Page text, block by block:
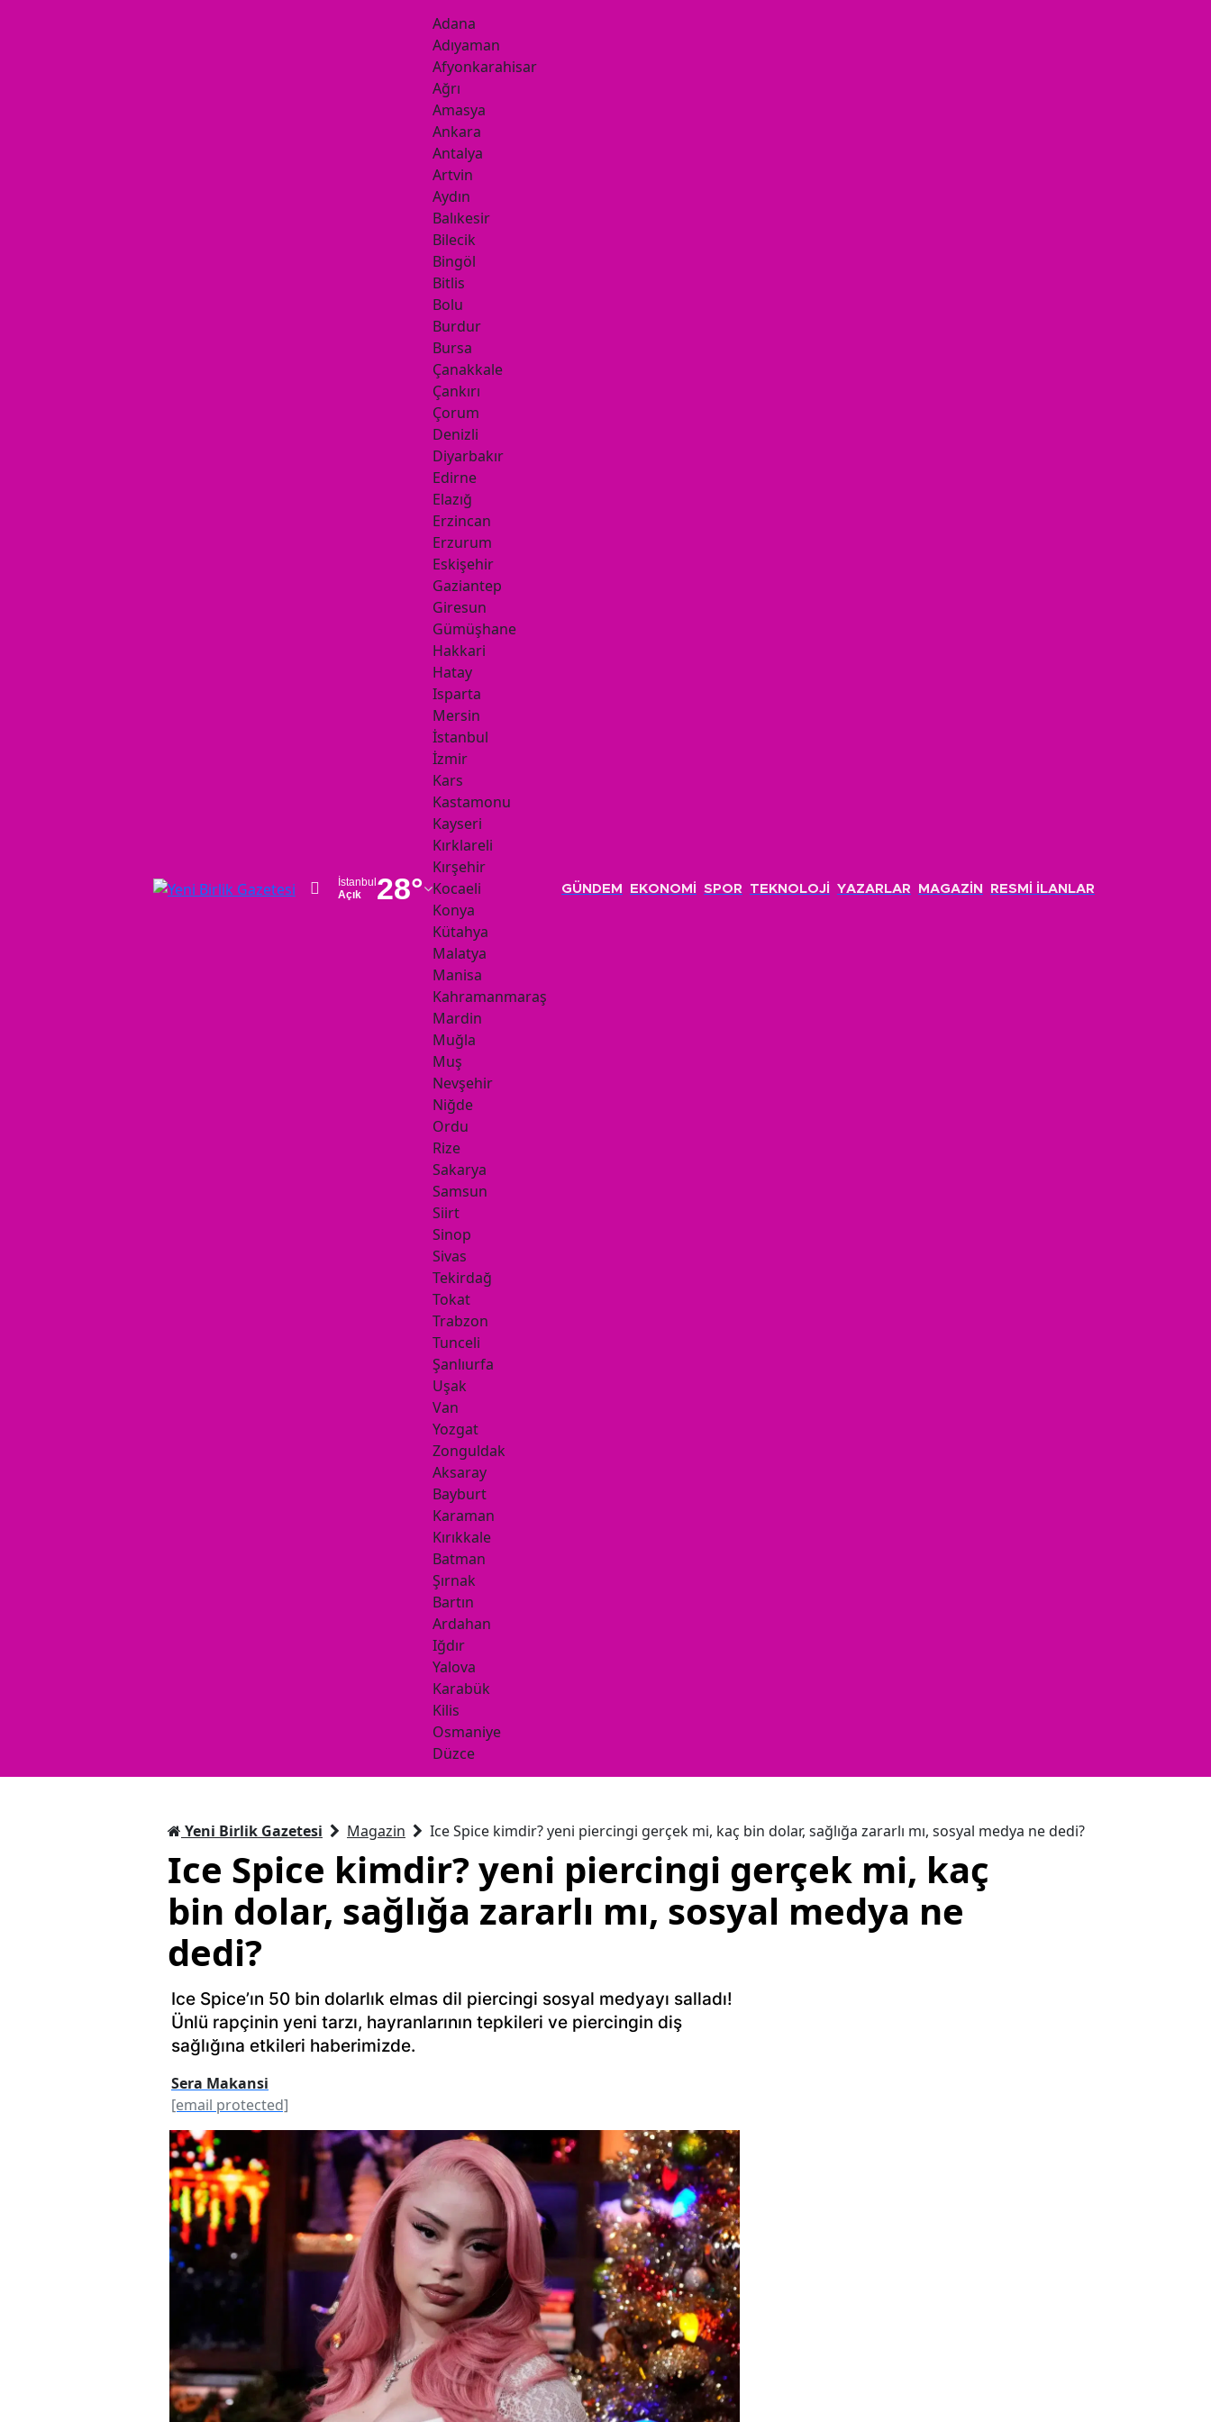
İstanbul
Açık
28°
Adana
Adıyaman
Afyonkarahisar
Ağrı
Amasya
Ankara
Antalya
Artvin
Aydın
Balıkesir
Bilecik
Bingöl
Bitlis
Bolu
Burdur
Bursa
Çanakkale
Çankırı
Çorum
Denizli
Diyarbakır
Edirne
Elazığ
Erzincan
Erzurum
Eskişehir
Gaziantep
Giresun
Gümüşhane
Hakkari
Hatay
Isparta
Mersin
İstanbul
İzmir
Kars
Kastamonu
Kayseri
Kırklareli
Kırşehir
Kocaeli
Konya
Kütahya
Malatya
Manisa
Kahramanmaraş
Mardin
Muğla
Muş
Nevşehir
Niğde
Ordu
Rize
Sakarya
Samsun
Siirt
Sinop
Sivas
Tekirdağ
Tokat
Trabzon
Tunceli
Şanlıurfa
Uşak
Van
Yozgat
Zonguldak
Aksaray
Bayburt
Karaman
Kırıkkale
Batman
Şırnak
Bartın
Ardahan
Iğdır
Yalova
Karabük
Kilis
Osmaniye
Düzce
GÜNDEM EKONOMİ SPOR TEKNOLOJİ YAZARLAR MAGAZİN RESMİ İLANLAR
Yeni Birlik Gazetesi Magazin Ice Spice kimdir? yeni piercingi gerçek mi, kaç bin dolar, sağlığa zararlı mı, sosyal medya ne dedi?
Ice Spice kimdir? yeni piercingi gerçek mi, kaç
bin dolar, sağlığa zararlı mı, sosyal medya ne
dedi?
Ice Spice’ın 50 bin dolarlık elmas dil piercingi sosyal medyayı salladı!
Ünlü rapçinin yeni tarzı, hayranlarının tepkileri ve piercingin diş
sağlığına etkileri haberimizde.
Sera Makansi
[email protected]